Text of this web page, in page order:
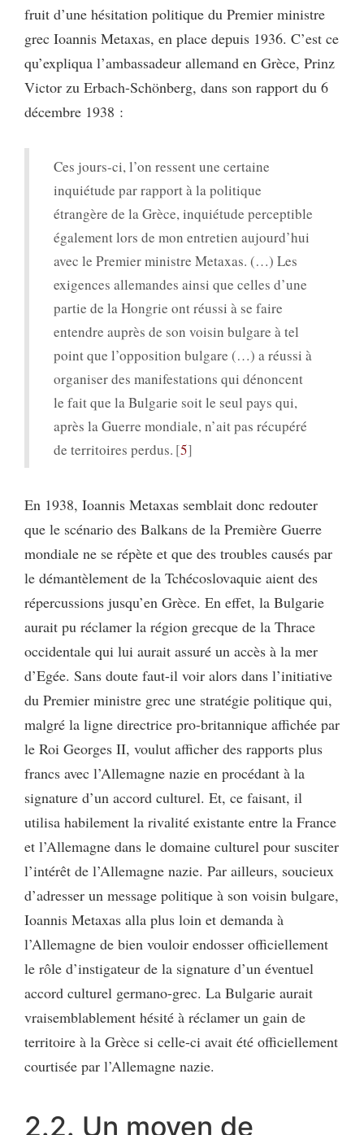
fruit d’une hésitation politique du Premier ministre
grec Ioannis Metaxas, en place depuis 1936. C’est ce
qu’expliqua l’ambassadeur allemand en Grèce, Prinz
Victor zu Erbach-Schönberg, dans son rapport du 6
décembre 1938 :
Ces jours-ci, l’on ressent une certaine
inquiétude par rapport à la politique
étrangère de la Grèce, inquiétude perceptible
également lors de mon entretien aujourd’hui
avec le Premier ministre Metaxas. (…) Les
exigences allemandes ainsi que celles d’une
partie de la Hongrie ont réussi à se faire
entendre auprès de son voisin bulgare à tel
point que l’opposition bulgare (…) a réussi à
organiser des manifestations qui dénoncent
le fait que la Bulgarie soit le seul pays qui,
après la Guerre mondiale, n’ait pas récupéré
de territoires perdus. 5
En 1938, Ioannis Metaxas semblait donc redouter
que le scénario des Balkans de la Première Guerre
mondiale ne se répète et que des troubles causés par
le démantèlement de la Tchécoslovaquie aient des
répercussions jusqu’en Grèce. En effet, la Bulgarie
aurait pu réclamer la région grecque de la Thrace
occidentale qui lui aurait assuré un accès à la mer
d’Egée. Sans doute faut-il voir alors dans l’initiative
du Premier ministre grec une stratégie politique qui,
malgré la ligne directrice pro-britannique affichée par
le Roi Georges II, voulut afficher des rapports plus
francs avec l’Allemagne nazie en procédant à la
signature d’un accord culturel. Et, ce faisant, il
utilisa habilement la rivalité existante entre la France
et l’Allemagne dans le domaine culturel pour susciter
l’intérêt de l’Allemagne nazie. Par ailleurs, soucieux
d’adresser un message politique à son voisin bulgare,
Ioannis Metaxas alla plus loin et demanda à
l’Allemagne de bien vouloir endosser officiellement
le rôle d’instigateur de la signature d’un éventuel
accord culturel germano-grec. La Bulgarie aurait
vraisemblablement hésité à réclamer un gain de
territoire à la Grèce si celle-ci avait été officiellement
courtisée par l’Allemagne nazie.
2.2. Un moyen de